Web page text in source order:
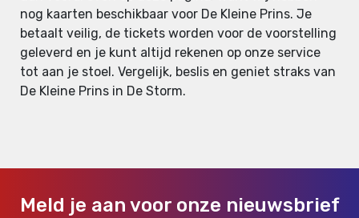
nog kaarten beschikbaar voor De Kleine Prins. Je
betaalt veilig, de tickets worden voor de voorstelling
geleverd en je kunt altijd rekenen op onze service
tot aan je stoel. Vergelijk, beslis en geniet straks van
De Kleine Prins in De Storm.
Meld je aan voor onze nieuwsbrief